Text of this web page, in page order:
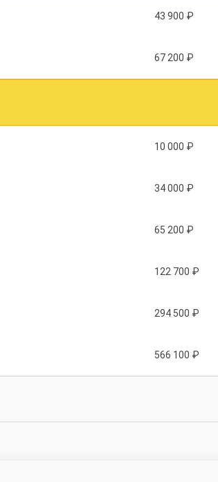
43 900 ₽
67 200 ₽
10 000 ₽
34 000 ₽
65 200 ₽
122 700 ₽
294 500 ₽
566 100 ₽